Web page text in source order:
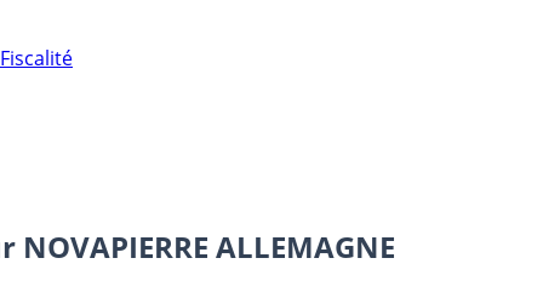
NOVAPIERRE ALLEMAGNE